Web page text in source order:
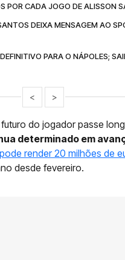
POR CADA JOGO DE ALISSON
DEIXA MENSAGEM AO
PARA O NÁPOLES;
< >
do jogador passe
determinado em
render 20 milhões de
desde fevereiro.